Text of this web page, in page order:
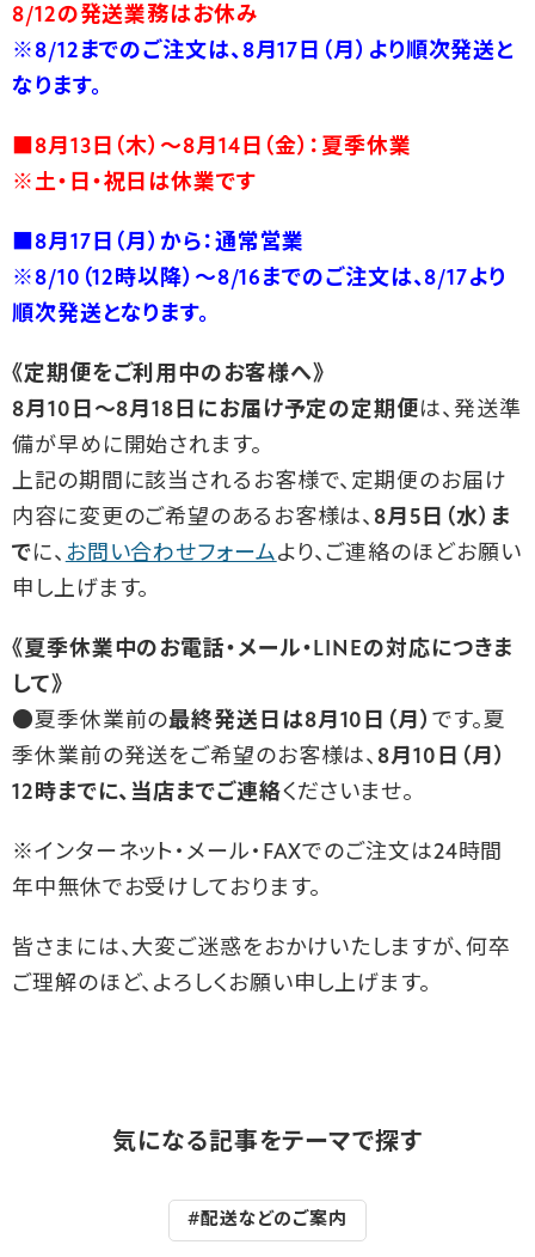
8/12の発送業務はお休み
※8/12までのご注文は、8月17日（月）より順次発送と
なります。
■8月13日（木）～8月14日（金）：夏季休業
※土・日・祝日は休業です
■8月17日（月）から：通常営業
※8/10（12時以降）～8/16までのご注文は、8/17より
順次発送となります。
《定期便をご利用中のお客様へ》
8月10日～8月18日にお届け予定の定期便は、発送準
備が早めに開始されます。
上記の期間に該当されるお客様で、定期便のお届け
内容に変更のご希望のあるお客様は、 8月5日（水）ま
でに、 お問い合わせフォームより、ご連絡のほどお願い
申し上げます。
《夏季休業中のお電話・メール・LINEの対応につきま
して》
●夏季休業前の最終発送日は8月10日（月） です。夏
季休業前の発送をご希望のお客様は、 8月10日（月）
12時までに、当店までご連絡くださいませ。
※インターネット・メール・FAXでのご注文は24時間
年中無休でお受けしております。
皆さまには、大変ご迷惑をおかけいたしますが、何卒
ご理解のほど、よろしくお願い申し上げます。
気になる記事をテーマで探す
#配送などのご案内